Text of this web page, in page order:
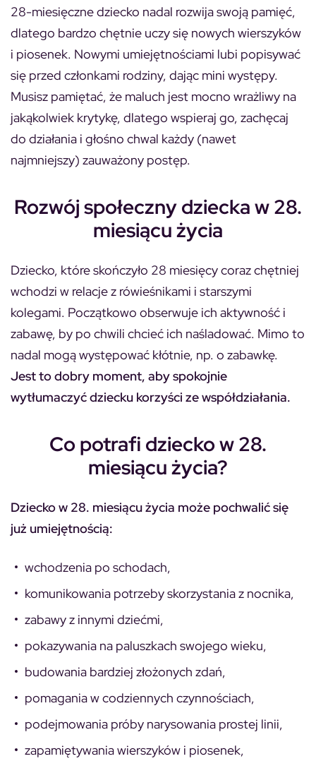
28-miesięczne dziecko nadal rozwija swoją pamięć,
dlatego bardzo chętnie uczy się nowych wierszyków
i piosenek. Nowymi umiejętnościami lubi popisywać
się przed członkami rodziny, dając mini występy.
Musisz pamiętać, że maluch jest mocno wrażliwy na
jakąkolwiek krytykę, dlatego wspieraj go, zachęcaj
do działania i głośno chwal każdy (nawet
najmniejszy) zauważony postęp.
Rozwój społeczny dziecka w 28.
miesiącu życia
Dziecko, które skończyło 28 miesięcy coraz chętniej
wchodzi w relacje z rówieśnikami i starszymi
kolegami. Początkowo obserwuje ich aktywność i
zabawę, by po chwili chcieć ich naśladować. Mimo to
nadal mogą występować kłótnie, np. o zabawkę.
Jest to dobry moment, aby spokojnie
wytłumaczyć dziecku korzyści ze współdziałania.
Co potrafi dziecko w 28.
miesiącu życia?
Dziecko w 28. miesiącu życia może pochwalić się
już umiejętnością:
wchodzenia po schodach,
komunikowania potrzeby skorzystania z nocnika,
zabawy z innymi dziećmi,
pokazywania na paluszkach swojego wieku,
budowania bardziej złożonych zdań,
pomagania w codziennych czynnościach,
podejmowania próby narysowania prostej linii,
zapamiętywania wierszyków i piosenek,